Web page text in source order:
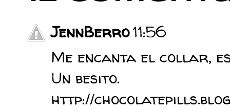
JennBerro11:56
Me encanta el collar,
Un besito.
http://